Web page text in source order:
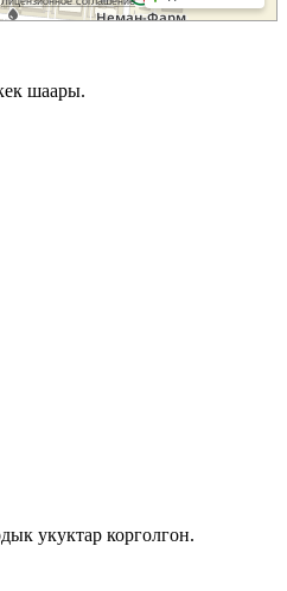
шаары.
укуктар корголгон.